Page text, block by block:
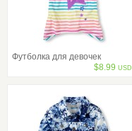
Футболка для девочек
$8.99 USD